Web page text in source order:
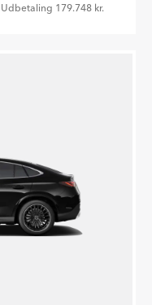
Udbetaling 179.748 kr.